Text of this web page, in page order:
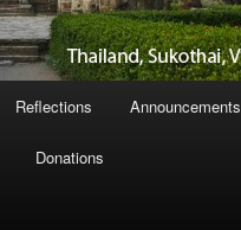
Reflections Announcements
Donations